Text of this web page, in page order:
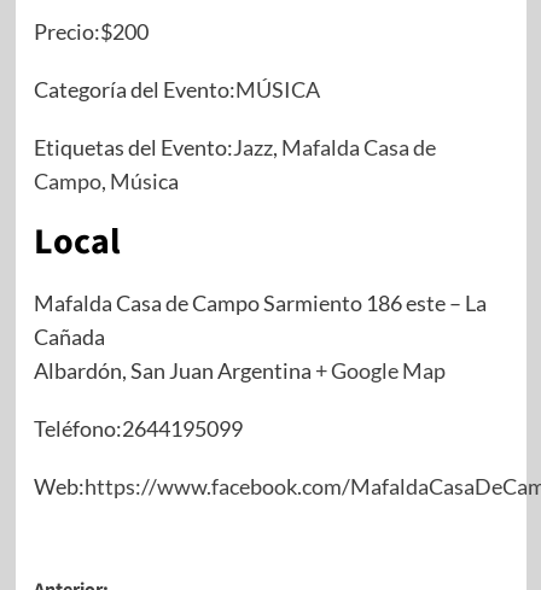
Precio:$200
Categoría del Evento:MÚSICA
Etiquetas del Evento:Jazz, Mafalda Casa de
Campo, Música
Local
Mafalda Casa de Campo Sarmiento 186 este – La
Cañada
Albardón, San Juan Argentina + Google Map
Teléfono:2644195099
Web:https://www.facebook.com/